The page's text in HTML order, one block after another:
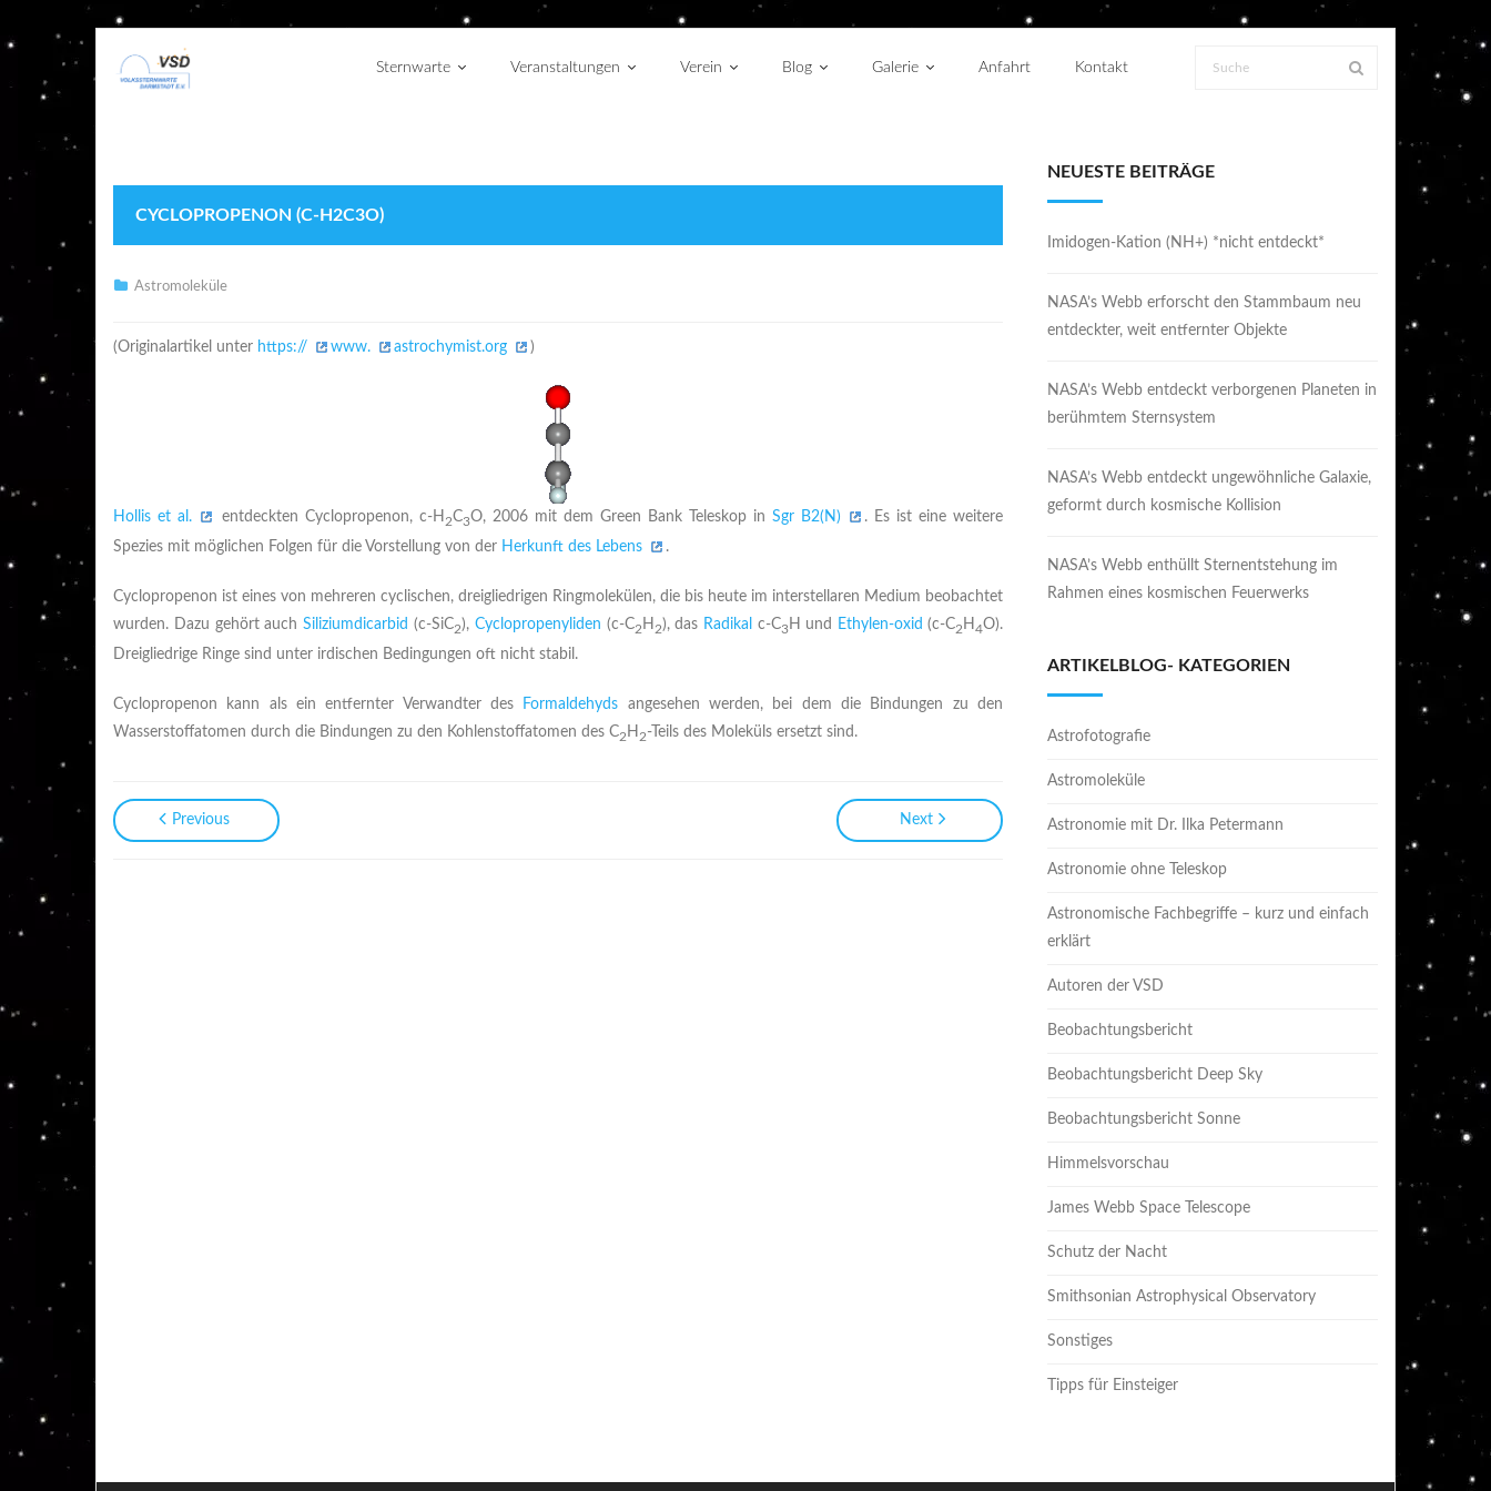
Sternwarte Veranstaltungen Verein Blog Galerie Anfahrt Kontakt
CYCLOPROPENON (C-H2C3O)
Astromoleküle
(Originalartikel unter https:// www. astrochymist.org )
Hollis et al. entdeckten Cyclopropenon, c-H 2C3O, 2006 mit dem Green Bank Teleskop inSgr B2(N)
. Es ist eine weitere
Spezies mit möglichen Folgen für die Vorstellung von der Herkunft des Lebens .
Cyclopropenon ist eines von mehreren cyclischen, dreigliedrigen Ringmolekülen, die bis heute im interstellaren Medium beobachtet
wurden. Dazu gehört auchSiliziumdicarbid (c-SiC2), Cyclopropenyliden (c-C2 H 2), das Radikal c-C3H und Ethylen-oxid (c-C2 H 4O).
Dreigliedrige Ringe sind unter irdischen Bedingungen oft nicht stabil.
Cyclopropenon kann als ein entfernter Verwandter des Formaldehyds angesehen werden, bei dem die Bindungen zu den
Wasserstoffatomen durch die Bindungen zu den Kohlenstoffatomen des C2 H 2-Teils des Moleküls ersetzt sind.
Previous Next
NEUESTE BEITRÄGE
Imidogen-Kation (NH+) *nicht entdeckt*
NASA’s Webb erforscht den Stammbaum neu
entdeckter, weit entfernter Objekte
NASA’s Webb entdeckt verborgenen Planeten in
berühmtem Sternsystem
NASA’s Webb entdeckt ungewöhnliche Galaxie,
geformt durch kosmische Kollision
NASA’s Webb enthüllt Sternentstehung im
Rahmen eines kosmischen Feuerwerks
ARTIKELBLOG- KATEGORIEN
Astrofotografie
Astromoleküle
Astronomie mit Dr. Ilka Petermann
Astronomie ohne Teleskop
Astronomische Fachbegriffe – kurz und einfach
erklärt
Autoren der VSD
Beobachtungsbericht
Beobachtungsbericht Deep Sky
Beobachtungsbericht Sonne
Himmelsvorschau
James Webb Space Telescope
Schutz der Nacht
Smithsonian Astrophysical Observatory
Sonstiges
Tipps für Einsteiger